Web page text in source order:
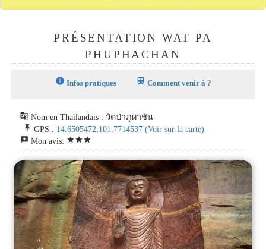
PRÉSENTATION WAT PA
PHUPHACHAN
info Infos pratiques train Comment venir à ?
g_translate Nom en Thaïlandais : วัดป่าภูผาชัน
push_pin GPS : 14.6505472,101.7714537 (Voir sur la carte)
reviews Mon avis: starstarstar